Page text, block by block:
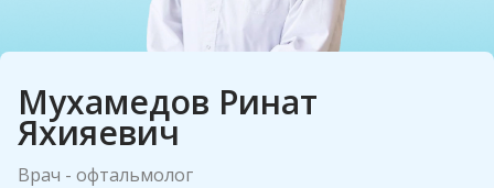
Мухамедов Ринат
Яхияевич
Врач - офтальмолог